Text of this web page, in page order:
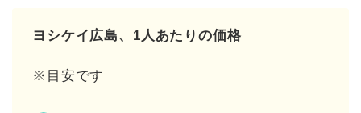
ヨシケイ広島、1人あたりの価格
※目安です